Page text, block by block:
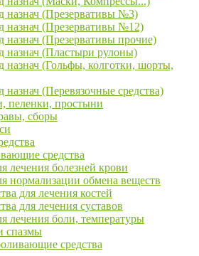
назнач (Презервативы №3)
назнач (Презервативы №12)
назнач (Презервативы прочие)
назнач (Пластыри рулоны)
назнач (Гольфы, колготки, шорты,
назнач (Перевязочные средства)
пеленки, простыни
сборы
средства
лечения болезней крови
нормализации обмена веществ
для лечения костей
для лечения суставов
лечения боли, температуры
спазмы
средства